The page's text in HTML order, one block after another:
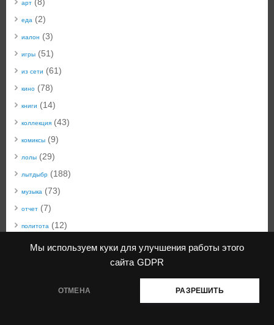
Мы используем куки для улучшения работы этого
сайта GDPR
ОТМЕНА РАЗРЕШИТЬ
арт
еда (2)
иалон (3)
игры (51)
из сети (61)
кино (78)
книги (14)
коллекция (43)
комиксы (9)
лолы (29)
лытдыбр (188)
музыка (73)
отчет (7)
политота (12)
техноблог